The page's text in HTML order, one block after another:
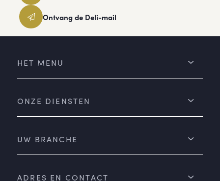
Ontvang de Deli-mail
HET MENU
ONZE DIENSTEN
UW BRANCHE
ADRES EN CONTACT